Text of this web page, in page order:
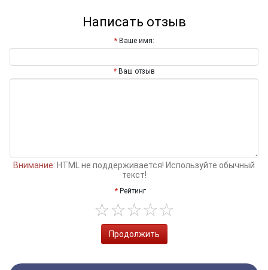
Написать отзыв
Ваше имя:
Ваш отзыв
Внимание: HTML не поддерживается! Используйте обычный
текст!
Рейтинг
Продолжить